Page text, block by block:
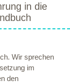
in die
Wir sprechen
im
den